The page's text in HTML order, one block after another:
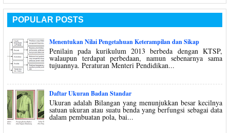
POPULAR POSTS
Menentukan Nilai Pengetahuan Keterampilan dan Sikap
Penilain pada kurikulum 2013 berbeda dengan KTSP,
walaupun terdapat perbedaan, namun sebenarnya sama
tujuannya. Peraturan Menteri Pendidikan...
Daftar Ukuran Badan Standar
Ukuran adalah Bilangan yang menunjukkan besar kecilnya
satuan ukuran atau suatu benda yang berfungsi sebagai data
dalam pembuatan pola, bai...